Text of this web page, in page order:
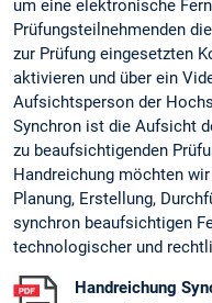
um eine elektronische
Prüfungsteilnehmenden
zur Prüfung eingesetzten
aktivieren und über ein
Aufsichtsperson der
Synchron ist die Aufsicht
zu beaufsichtigenden
Handreichung möchten
Planung, Erstellung,
synchron beaufsichtigen
technologischer und
Handreichung